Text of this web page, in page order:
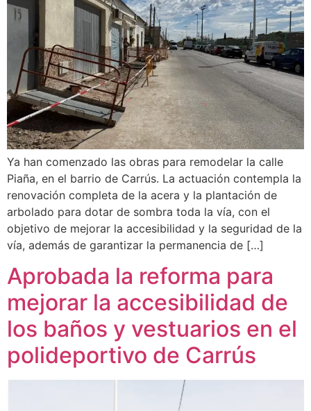
Ya han comenzado las obras para remodelar la calle
Piaña, en el barrio de Carrús. La actuación contempla la
renovación completa de la acera y la plantación de
arbolado para dotar de sombra toda la vía, con el
objetivo de mejorar la accesibilidad y la seguridad de la
vía, además de garantizar la permanencia de […]
Aprobada la reforma para
mejorar la accesibilidad de
los baños y vestuarios en el
polideportivo de Carrús